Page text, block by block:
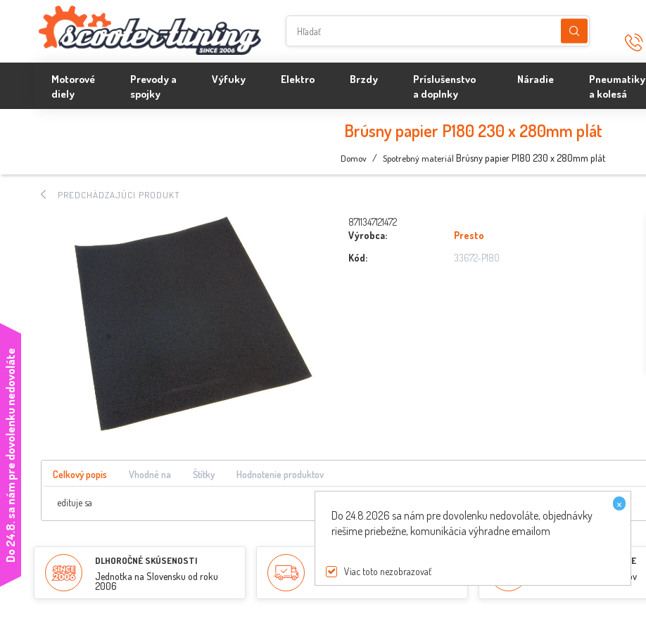
Motorové
diely
Prevody a
spojky
Výfuky Elektro Brzdy
Príslušenstvo
a doplnky
Náradie
Pneumatiky
a kolesá
Brúsny papier P180 230 x 280mm plát
Domov / Spotrebný materiál Brúsny papier P180 230 x 280mm plát
PREDCHÁDZAJÚCI PRODUKT
8711347121472
Výrobca:
Presto
Kód:
33672-P180
Celkový popis Vhodné na Štítky Hodnotenie produktov
edituje sa
DLHOROČNÉ SKÚSENOSTI
Jednotka na Slovensku od roku
2006
pri nákupe nad 200€
ŠPECIALISTI NA SKÚTRE
Poradenie od odborníkov
D
o
2
4
.
8
.
s
a
n
á
m
p
r
e
d
o
v
o
l
e
n
k
u
n
e
d
o
v
o
l
á
t
e ×
Do 24.8.2026 sa nám pre dovolenku nedovoláte, objednávky
riešime priebežne, komunikácia výhradne emailom
Viac toto nezobrazovať